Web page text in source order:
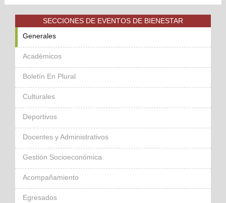
SECCIONES DE EVENTOS DE BIENESTAR
Generales
Académicos
Boletín En Plural
Culturales
Deportivos
Docentes y Administrativos
Gestión Socioeconómica
Acompañamiento
Egresados